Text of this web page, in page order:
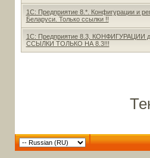
1С: Предприятие 8.*. Конфигурации и
Беларуси. Только ссылки !!
1С: Предприятие 8.3, КОНФИГУРАЦИИ
ССЫЛКИ ТОЛЬКО НА 8.3!!!